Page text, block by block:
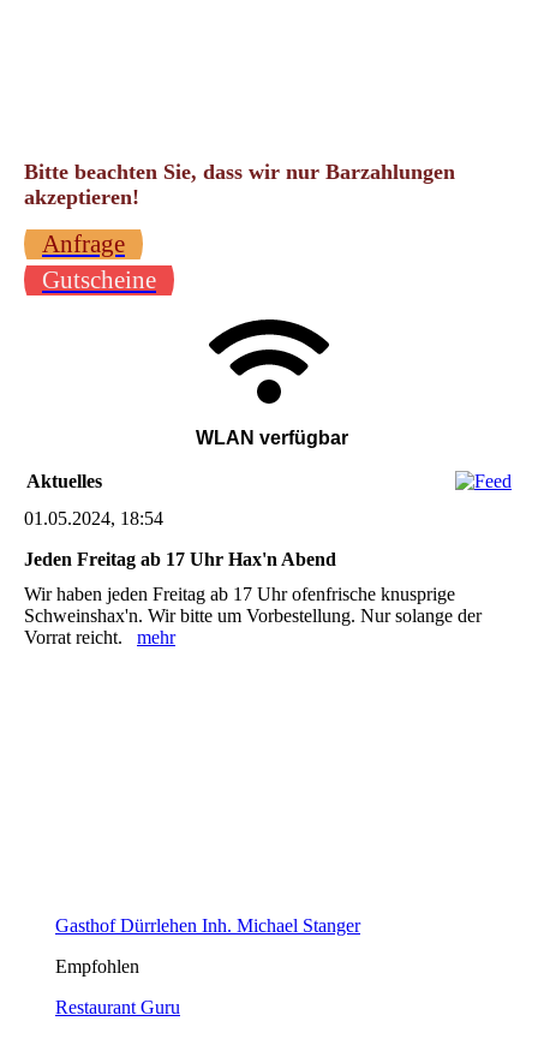
Bitte beachten Sie, dass wir nur Barzahlungen
akzeptieren!
Anfrage
Gutscheine
WLAN verfügbar
Aktuelles
01.05.2024, 18:54
Jeden Freitag ab 17 Uhr Hax'n Abend
Wir haben jeden Freitag ab 17 Uhr ofenfrische knusprige
Schweinshax'n. Wir bitte um Vorbestellung. Nur solange der
Vorrat reicht. mehr